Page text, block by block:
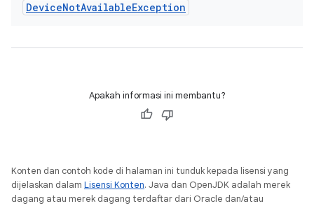
DeviceNotAvailableException
Apakah informasi ini membantu?
Konten dan contoh kode di halaman ini tunduk kepada lisensi yang
dijelaskan dalam Lisensi Konten. Java dan OpenJDK adalah merek
dagang atau merek dagang terdaftar dari Oracle dan/atau